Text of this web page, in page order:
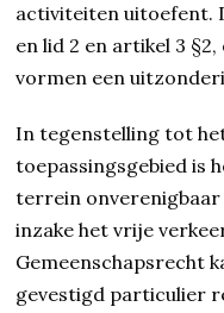
activiteiten uitoefent.
en lid 2 en artikel 3
vormen een
In tegenstelling tot
toepassingsgebied is
terrein
inzake het vrije
Gemeenschapsrecht
gevestigd particulier